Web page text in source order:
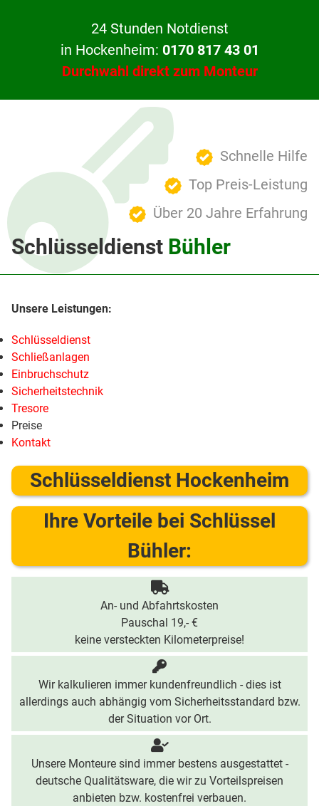
24 Stunden Notdienst
in Hockenheim: 0170 817 43 01
Durchwahl direkt zum Monteur
Schnelle Hilfe
Top Preis-Leistung
Über 20 Jahre Erfahrung
Schlüsseldienst Bühler
Schlüsseldienst
Schließanlagen
Einbruchschutz
Sicherheitstechnik
Tresore
Preise
Kontakt
Schlüsseldienst Hockenheim
Ihre Vorteile bei Schlüssel
Bühler:
An- und Abfahrtskosten
Pauschal 19,- €
keine versteckten Kilometerpreise!
Wir kalkulieren immer kundenfreundlich - dies ist
allerdings auch abhängig vom Sicherheitsstandard bzw.
der Situation vor Ort.
Unsere Monteure sind immer bestens ausgestattet -
deutsche Qualitätsware, die wir zu Vorteilspreisen
anbieten bzw. kostenfrei verbauen.